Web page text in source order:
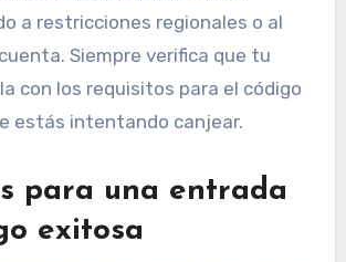
a restricciones regionales o al
Siempre verifica que tu
con los requisitos para el código
estás intentando canjear.
para una entrada
exitosa